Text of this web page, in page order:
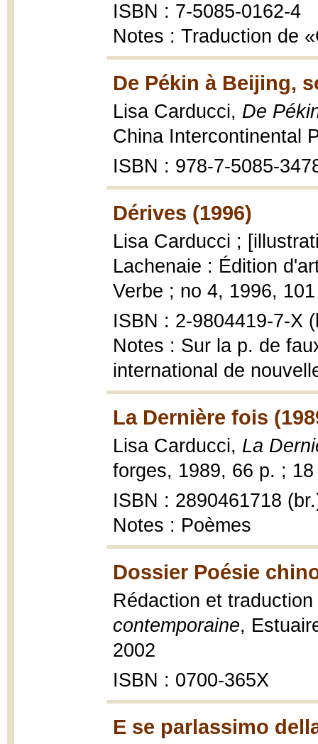
ISBN : 7-5085-0162-4
Notes : Traduction de
De Pékin à Beijing,
Lisa Carducci, De
China Intercontinental
ISBN : 978-7-5085-
Dérives (1996)
Lisa Carducci ;
Lachenaie : Édition
Verbe ; no 4, 1996,
ISBN : 2-9804419-7-X
Notes : Sur la p. de
international de
La Dernière fois
Lisa Carducci, La
forges, 1989, 66 p. ;
ISBN : 2890461718
Notes : Poèmes
Dossier Poésie
Rédaction et
contemporaine,
2002
ISBN : 0700-365X
E se parlassimo